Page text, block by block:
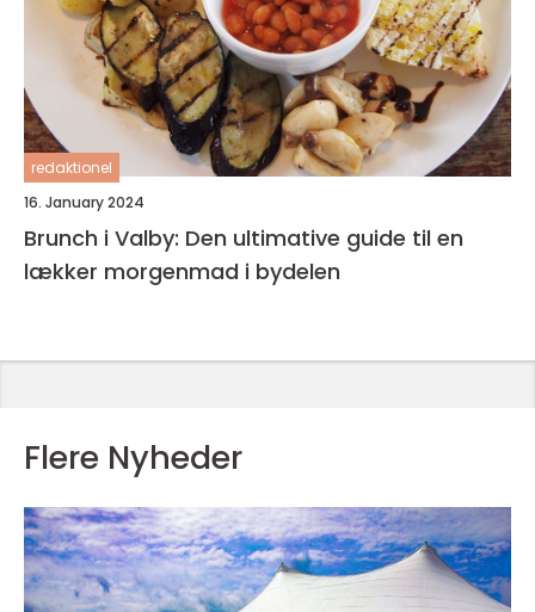
redaktionel
16. January 2024
Brunch i Valby: Den ultimative guide til en
lækker morgenmad i bydelen
Flere Nyheder